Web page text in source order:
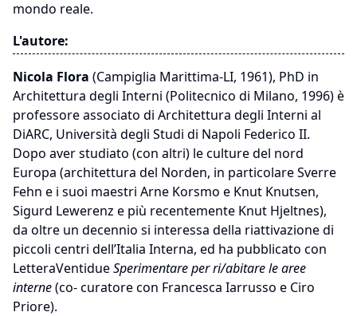
mondo reale.
L'autore:
Nicola Flora (Campiglia Marittima-LI, 1961), PhD in
Architettura degli Interni (Politecnico di Milano, 1996) è
professore associato di Architettura degli Interni al
DiARC, Università degli Studi di Napoli Federico II.
Dopo aver studiato (con altri) le culture del nord
Europa (architettura del Norden, in particolare Sverre
Fehn e i suoi maestri Arne Korsmo e Knut Knutsen,
Sigurd Lewerenz e più recentemente Knut Hjeltnes),
da oltre un decennio si interessa della riattivazione di
piccoli centri dell’Italia Interna, ed ha pubblicato con
LetteraVentidueSperimentare per ri/abitare le aree
interne(co- curatore con Francesca Iarrusso e Ciro
Priore).